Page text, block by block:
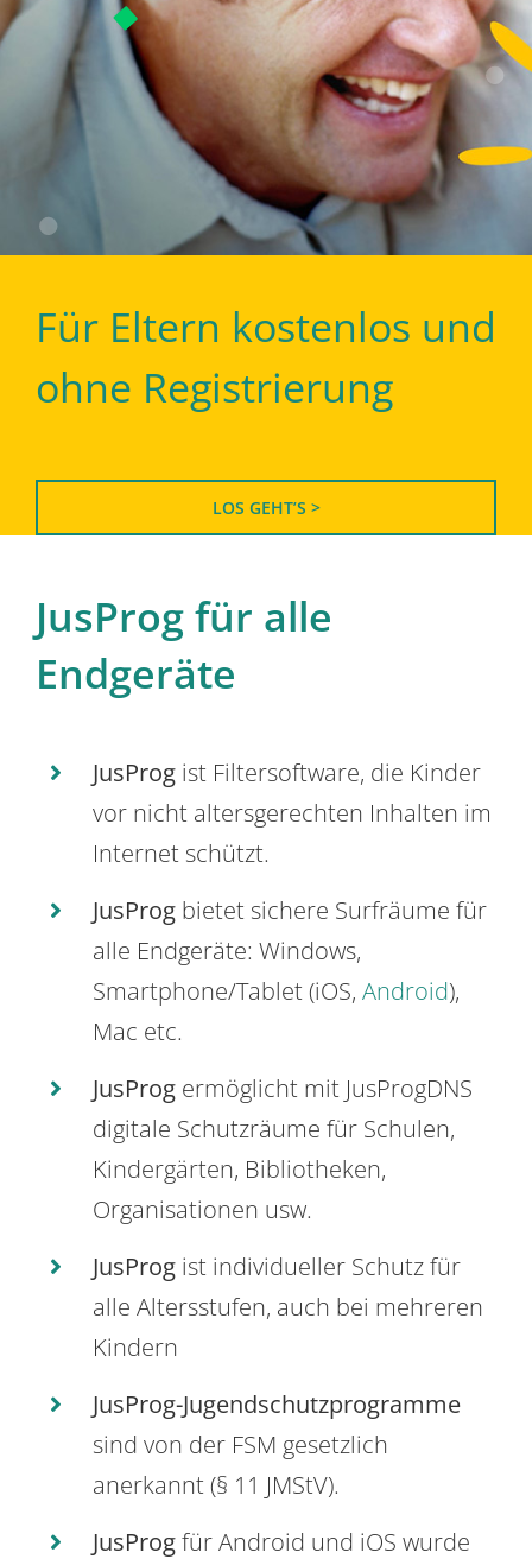
Für Eltern kostenlos und
ohne Registrierung
LOS GEHT’S >
JusProg für alle
Endgeräte
JusProg ist Filtersoftware, die Kinder
vor nicht altersgerechten Inhalten im
Internet schützt.
JusProg bietet sichere Surfräume für
alle Endgeräte: Windows,
Smartphone/Tablet (iOS, Android),
Mac etc.
JusProg ermöglicht mit JusProgDNS
digitale Schutzräume für Schulen,
Kindergärten, Bibliotheken,
Organisationen usw.
JusProg ist individueller Schutz für
alle Altersstufen, auch bei mehreren
Kindern
JusProg-Jugendschutzprogramme
sind von der FSM gesetzlich
anerkannt (§ 11 JMStV).
JusProgfür Android und iOS wurde